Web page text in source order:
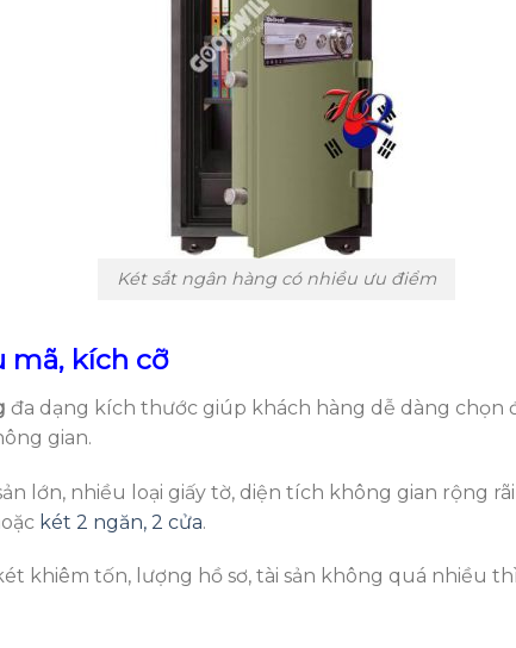
Két sắt ngân hàng có nhiều ưu điểm
mã, kích cỡ
đa dạng kích thước giúp khách hàng dễ dàng chọn
gian.
lớn, nhiều loại giấy tờ, diện tích không gian rộng
két 2 ngăn, 2 cửa.
khiêm tốn, lượng hồ sơ, tài sản không quá nhiều